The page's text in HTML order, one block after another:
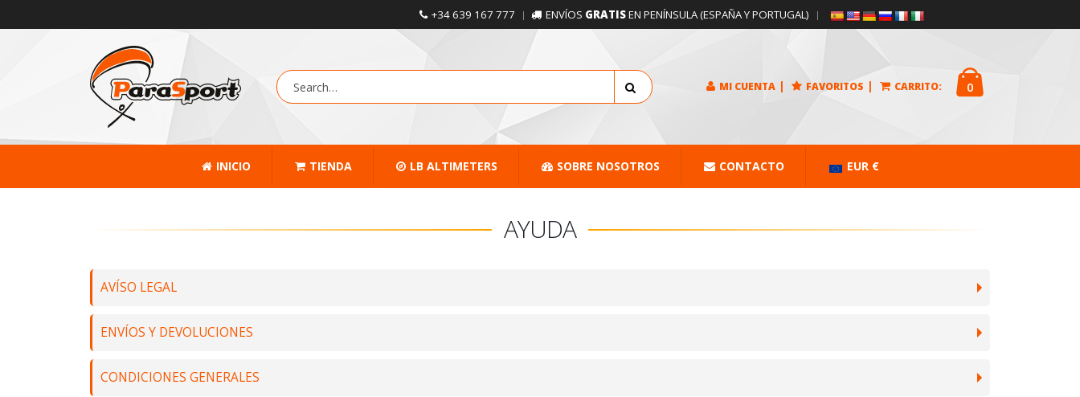
+34 639 167 777 ENVÍOS GRATISEN PENÍNSULA (ESPAÑA Y PORTUGAL)
MI CUENTA | FAVORITOS | CARRITO: 0
INICIO TIENDA LB ALTIMETERS SOBRE NOSOTROS CONTACTO EUR €
AYUDA
AVÍSO LEGAL
ENVÍOS Y DEVOLUCIONES
CONDICIONES GENERALES